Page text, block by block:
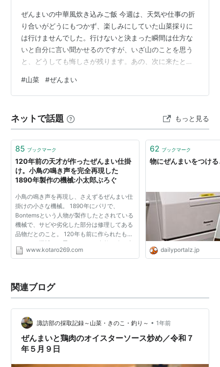
ぜんまいの中華風炊き込みご飯 今週は、天気や仕事の折
り合いがどうにもつかず、楽しみにしていた山菜採りに
は行けませんでした。行けないと決まった瞬間は仕方な
いと自分に言い聞かせるのですが、いざ山のことを思う
と、どうしても悔しさが残ります。あの、次に来たとき
てしまったのではないかと。 もっとも、考えていてもし
ょうがないことなので、この日は気持ちを切り替えて、
炊き込みご飯を作ることにしました。ぜんまいの炊き込
みご飯はこれまでにも作ったことがあります。そのとき
は、和風のだしを利かせた、素朴な味付けでした。…
#山菜 #ぜんまい
ネットで話題 もっと見る
85 ブックマーク
120年前の天才が作ったぜんまい仕掛
け。小鳥の鳴き声を完全再現した
1890年製作の機械:小太郎ぶろぐ
小鳥の鳴き声を再現し、さえずるぜんまい仕
掛けの小さな機械。 1890年にパリで、
Bontemsという人物が製作したとされている
機械で、サビや劣化した部分は修理してある
品物だとのこと。 120年も前に作られたもの
なのに、機械とは思えないほど自然で鳴き声
そのままで、製作者は間違いなく天才。
www.kotaro269.com
62 ブックマーク
物にぜんまいをつけ
dailyportalz.jp
関連ブログ
諏訪部の採取記録～山菜・きのこ・釣り～ • 1年前
ぜんまいと鶏肉のオイスターソース炒め／令和７
年５月９日